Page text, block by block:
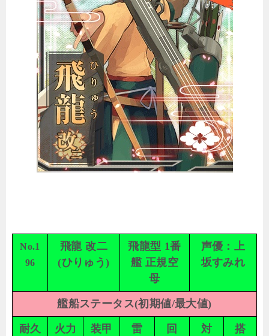
No.1
96
飛龍 改二
(ひりゅう)
飛龍型 1番
艦 正規空
母
声優：上
坂すみれ
艦船ステータス(初期値/最大値)
耐久 火力 装甲
雷
回
対
搭